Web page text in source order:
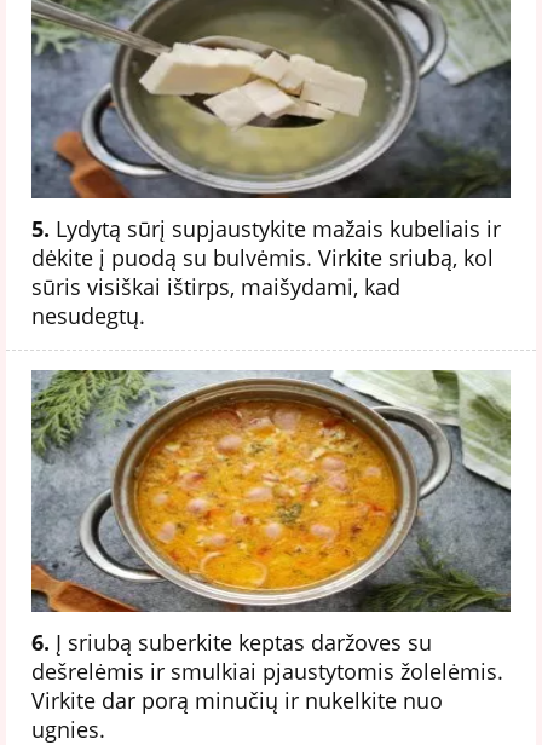
5. Lydytą sūrį supjaustykite mažais kubeliais ir
dėkite į puodą su bulvėmis. Virkite sriubą, kol
sūris visiškai ištirps, maišydami, kad
nesudegtų.
6. Į sriubą suberkite keptas daržoves su
dešrelėmis ir smulkiai pjaustytomis žolelėmis.
Virkite dar porą minučių ir nukelkite nuo
ugnies.